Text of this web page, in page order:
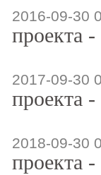
2016-09-30
проекта
2017-09-30
проекта
2018-09-30
проекта